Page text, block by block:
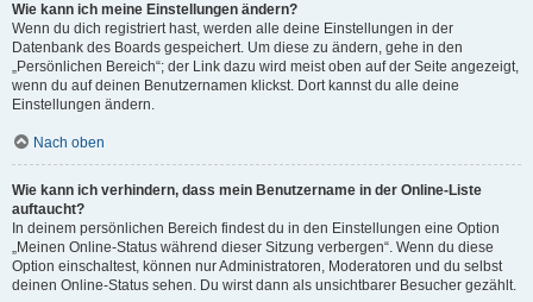
Wie kann ich meine Einstellungen ändern?
Wenn du dich registriert hast, werden alle deine Einstellungen in der
Datenbank des Boards gespeichert. Um diese zu ändern, gehe in den
„Persönlichen Bereich“; der Link dazu wird meist oben auf der Seite angezeigt,
wenn du auf deinen Benutzernamen klickst. Dort kannst du alle deine
Einstellungen ändern.
Nach oben
Wie kann ich verhindern, dass mein Benutzername in der Online-Liste
auftaucht?
In deinem persönlichen Bereich findest du in den Einstellungen eine Option
„Meinen Online-Status während dieser Sitzung verbergen“. Wenn du diese
Option einschaltest, können nur Administratoren, Moderatoren und du selbst
deinen Online-Status sehen. Du wirst dann als unsichtbarer Besucher gezählt.